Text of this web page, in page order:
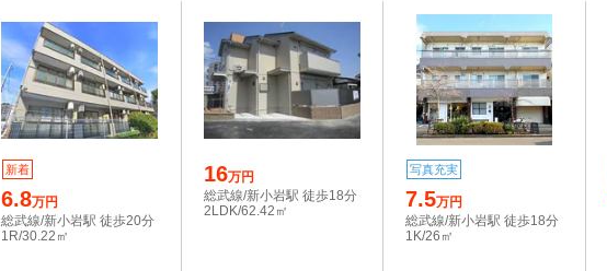
新着
6.8万円
総武線/新小岩駅 徒歩20分
1R/30.22㎡
16万円
総武線/新小岩駅 徒歩18分
2LDK/62.42㎡
写真充実
7.5万円
総武線/新小岩駅 徒歩18分
1K/26㎡